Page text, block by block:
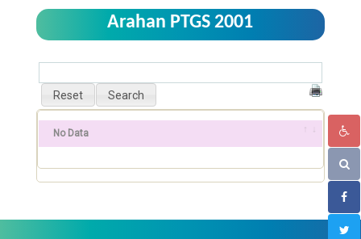
Arahan PTGS 2001
No Data